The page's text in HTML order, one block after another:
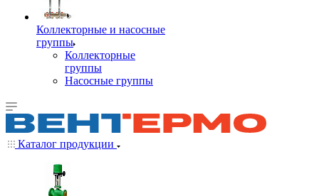
Коллекторные и насосные
группы
Коллекторные
группы
Насосные группы
Каталог продукции